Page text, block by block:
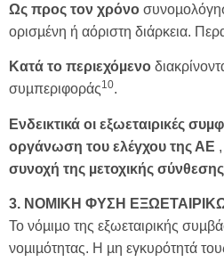
Ως προς τον χρόνο
ορισµένη ή αόριστη διάρκεια.
Κατά το περιεχόµενο
συµπεριφοράς10.
Ενδεικτικά οι εξωεταιρικές
οργάνωση του ελέγχου της ΑΕ
συνοχή της µετοχικής σύνθεσης
3. ΝΟΜΙΚΗ ΦΥΣΗ
Το νόµιµο της εξωεταιρικής
νοµιµότητας. Η µη εγκυρότητά